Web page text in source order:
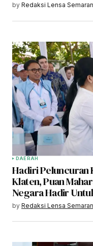
by Redaksi Lensa
DAERAH
Hadiri Peluncuran
Klaten, Puan
Negara Hadir
by Redaksi Lensa